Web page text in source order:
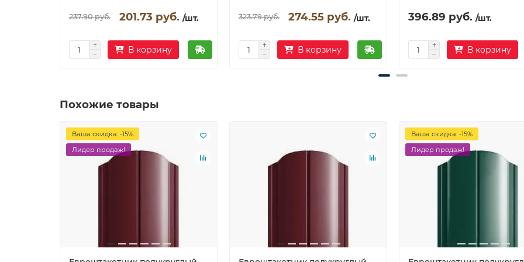
237.90 руб. 201.73 руб. /шт.
В корзину
323.79 руб. 274.55 руб. /шт.
В корзину
396.89 руб. /шт.
В корзину
Похожие товары
Ваша скидка: -15%
Лидер продаж!
Ваша скидка: -15%
Лидер продаж!